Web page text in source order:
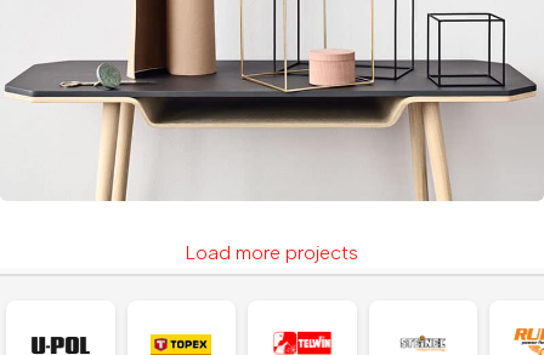
Leo uteu ullamcorperLoad more projects